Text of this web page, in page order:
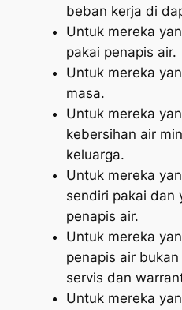
beban kerja di
Untuk mereka
pakai penapis air.
Untuk mereka
masa.
Untuk mereka
kebersihan air
keluarga.
Untuk mereka
sendiri pakai dan
penapis air.
Untuk mereka
penapis air
servis dan
Untuk mereka